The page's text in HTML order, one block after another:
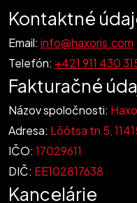
Contact
Kontaktné
Email: info@haxoris.com
Telefón: +421 911 430
Fakturačné
Názov spoločnosti:
Adresa: Lõõtsa tn 5,
IČO: 17029611
DIČ: EE102817638
Kancelárie